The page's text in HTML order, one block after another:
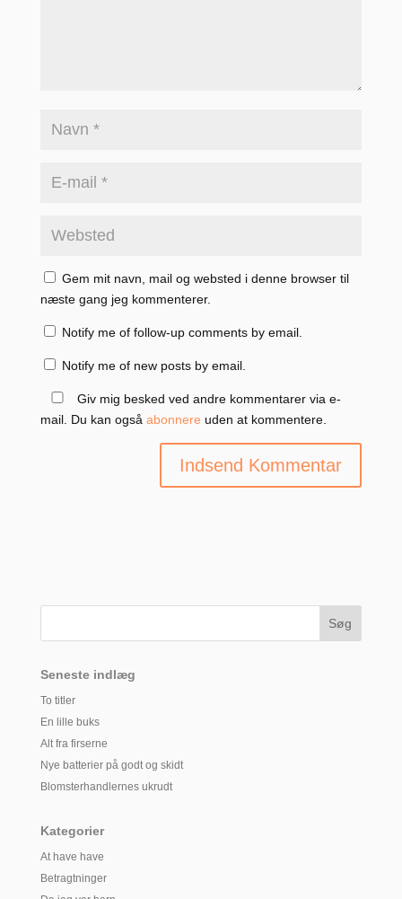
Gem mit navn, mail og websted i denne browser til
næste gang jeg kommenterer.
Notify me of follow-up comments by email.
Notify me of new posts by email.
Giv mig besked ved andre kommentarer via e-
mail. Du kan også abonnere uden at kommentere.
Seneste indlæg
To titler
En lille buks
Alt fra firserne
Nye batterier på godt og skidt
Blomsterhandlernes ukrudt
Kategorier
At have have
Betragtninger